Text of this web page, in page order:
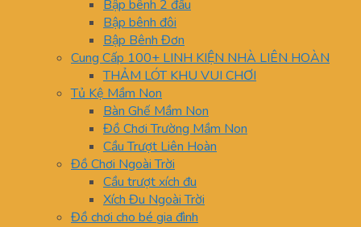
Bập bênh 2 đầu
Bập bênh đôi
Bập Bênh Đơn
Cung Cấp 100+ LINH KIỆN NHÀ LIÊN HOÀN
THẢM LÓT KHU VUI CHƠI
Tủ Kệ Mầm Non
Bàn Ghế Mầm Non
Đồ Chơi Trường Mầm Non
Cầu Trượt Liên Hoàn
Đồ Chơi Ngoài Trời
Cầu trượt xích đu
Xích Đu Ngoài Trời
Đồ chơi cho bé gia đình